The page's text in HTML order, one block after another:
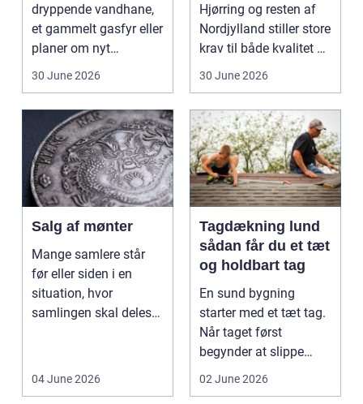
dryppende vandhane,
et gammelt gasfyr eller
planer om nyt
badeværelse, bliver
30 June 2026
Hjørring og resten af
Nordjylland stiller store
krav til både kvalitet og
hol...
30 June 2026
Salg af mønter
Mange samlere står
før eller siden i en
situation, hvor
samlingen skal deles
04 June 2026
Tagdækning lund
sådan får du et tæt
og holdbart tag
En sund bygning
starter med et tæt tag.
Når taget først
begynder at slippe
vand ind, kan skaderne
02 June 2026